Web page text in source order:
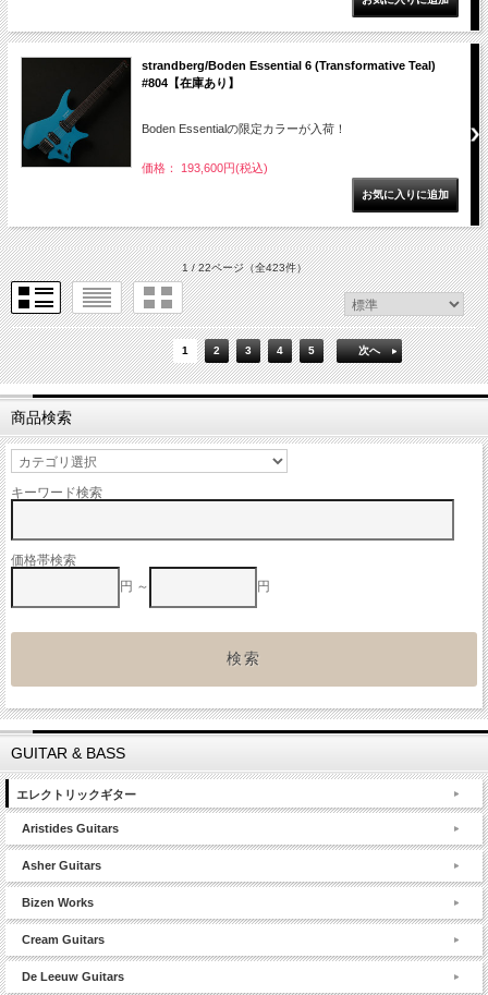
strandberg/Boden Essential 6 (Transformative Teal)
#804【在庫あり】
Boden Essentialの限定カラーが入荷！
価格： 193,600円(税込)
1 / 22ページ（全423件）
1 2 3 4 5 次へ
商品検索
キーワード検索
価格帯検索
円 ～
円
GUITAR & BASS
エレクトリックギター
Aristides Guitars
Asher Guitars
Bizen Works
Cream Guitars
De Leeuw Guitars